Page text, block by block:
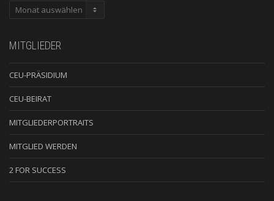
ARCHIV
MITGLIEDER
CEU-PRÄSIDIUM
CEU-BEIRAT
MITGLIEDERPORTRAITS
MITGLIED WERDEN
2 FOR SUCCESS